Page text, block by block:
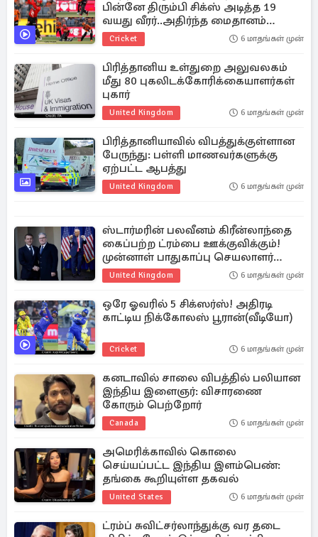
பின்னே திரும்பி சிக்ஸ் அடித்த 19
வயது வீரர்..அதிர்ந்த மைதானம்
(வீடியோ)
Cricket 6 மாதங்கள் முன்
பிரித்தானிய உள்துறை அலுவலகம்
மீது 80 புகலிடக்கோரிக்கையாளர்கள்
புகார்
United Kingdom 6 மாதங்கள் முன்
பிரித்தானியாவில் விபத்துக்குள்ளான
பேருந்து: பள்ளி மாணவர்களுக்கு
ஏற்பட்ட ஆபத்து
United Kingdom 6 மாதங்கள் முன்
ஸ்டார்மரின் பலவீனம் கிரீன்லாந்தை
கைப்பற்ற ட்ரம்பை ஊக்குவிக்கும்!
முன்னாள் பாதுகாப்பு செயலாளர்
எச்சரிக்கை
United Kingdom 6 மாதங்கள் முன்
ஒரே ஓவரில் 5 சிக்ஸர்ஸ்! அதிரடி
காட்டிய நிக்கோலஸ் பூரான்(வீடியோ)
Cricket 6 மாதங்கள் முன்
கனடாவில் சாலை விபத்தில் பலியான
இந்திய இளைஞர்: விசாரணை
கோரும் பெற்றோர்
Canada 6 மாதங்கள் முன்
அமெரிக்காவில் கொலை
செய்யப்பட்ட இந்திய இளம்பெண்:
தங்கை கூறியுள்ள தகவல்
United States 6 மாதங்கள் முன்
ட்ரம்ப் சுவிட்சர்லாந்துக்கு வர தடை